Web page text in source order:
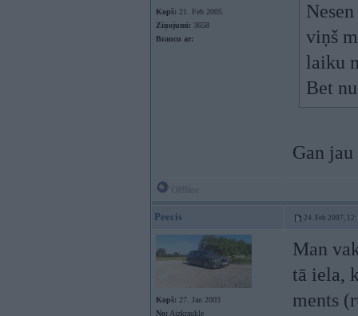
Kopš: 21. Feb 2005
Ziņojumi: 3658
Braucu ar:
viņš
laiku
Bet
Gan
Peecis 24. Feb 2007,
Kopš: 27. Jan 2003
No: Aizkraukle
Man
tā iela,
ments